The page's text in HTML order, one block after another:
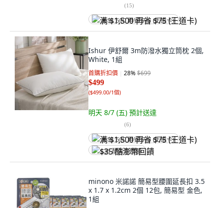
(15)
满 $1,500 再省 $75 (王道卡)
Ishur 伊舒爾 3m防潑水獨立筒枕 2個,
White, 1組
首購折扣價 28%$699
$499
($499.00/1個)
明天 8/7 (五) 預計送達
(6)
满 $1,500 再省 $75 (王道卡)
$35 酷澎幣回饋
minono 米諾諾 簡易型腰圍延長扣 3.5
x 1.7 x 1.2cm 2個 12包, 簡易型 金色,
1組